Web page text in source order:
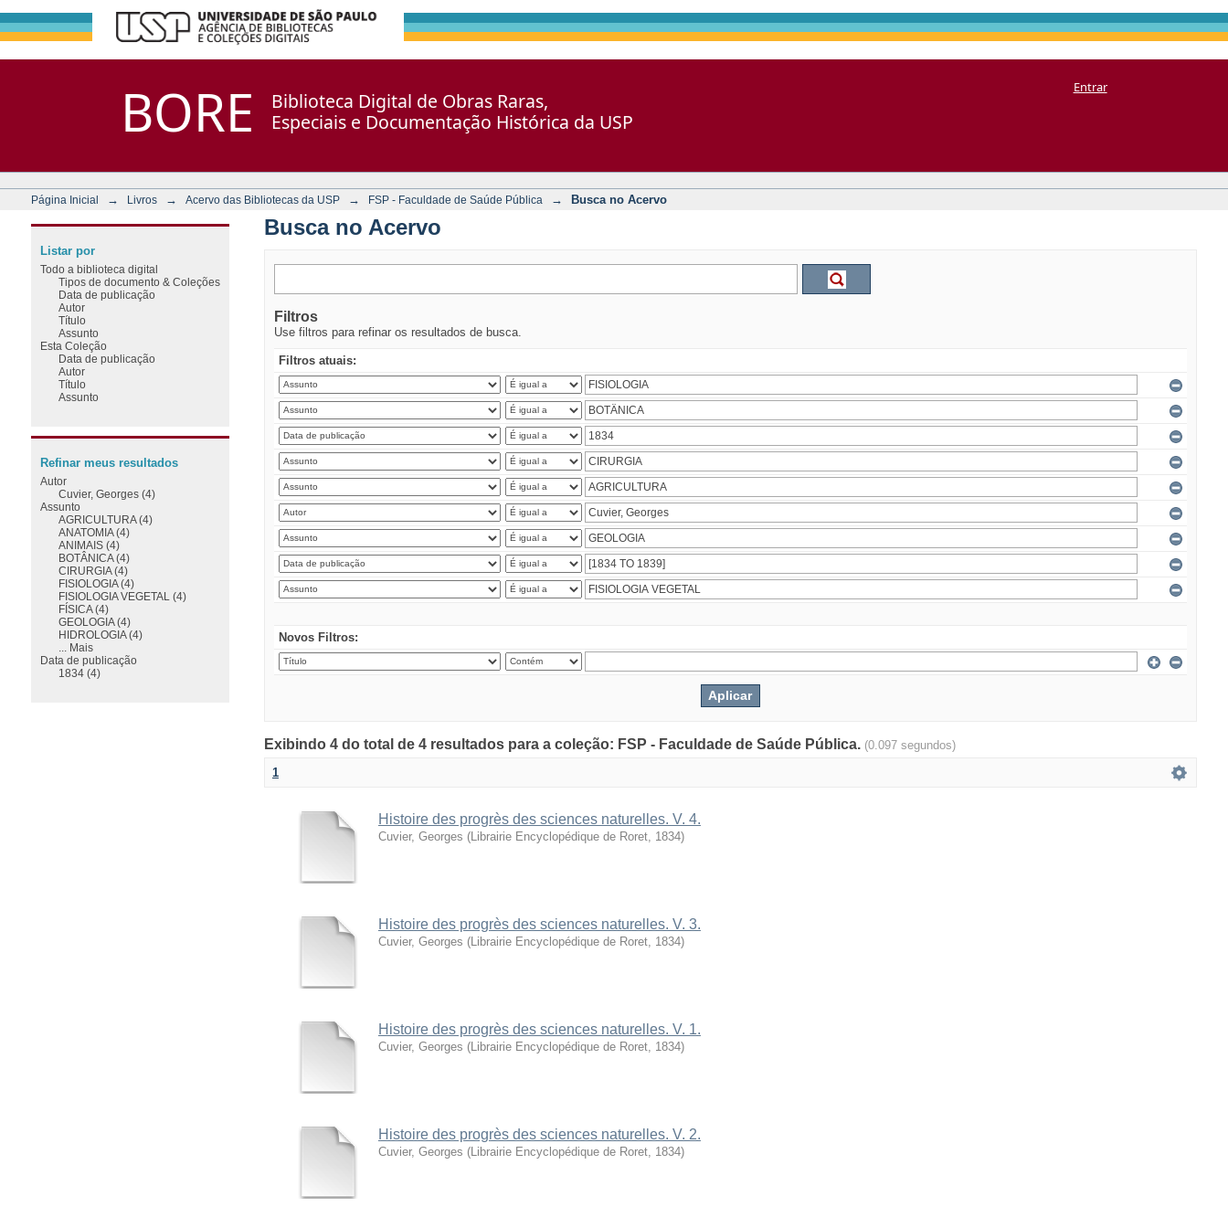
BORE
Biblioteca Digital de Obras Raras,
Especiais e Documentação Histórica da USP
Entrar
Página Inicial → Livros → Acervo das Bibliotecas da USP → FSP - Faculdade de Saúde Pública → Busca no Acervo
Busca no Acervo
Filtros
Use filtros para refinar os resultados de busca.
Filtros atuais:
Novos Filtros:
Exibindo 4 do total de 4 resultados para a coleção: FSP - Faculdade de Saúde Pública. (0.097 segundos)
1
Histoire des progrès des sciences naturelles. V. 4.
Cuvier, Georges (Librairie Encyclopédique de Roret, 1834)
Histoire des progrès des sciences naturelles. V. 3.
Cuvier, Georges (Librairie Encyclopédique de Roret, 1834)
Histoire des progrès des sciences naturelles. V. 1.
Cuvier, Georges (Librairie Encyclopédique de Roret, 1834)
Histoire des progrès des sciences naturelles. V. 2.
Cuvier, Georges (Librairie Encyclopédique de Roret, 1834)
Listar por
Todo a biblioteca digital
Tipos de documento & Coleções
Data de publicação
Autor
Título
Assunto
Esta Coleção
Data de publicação
Autor
Título
Assunto
Refinar meus resultados
Autor
Cuvier, Georges (4)
Assunto
AGRICULTURA (4)
ANATOMIA (4)
ANIMAIS (4)
BOTÂNICA (4)
CIRURGIA (4)
FISIOLOGIA (4)
FISIOLOGIA VEGETAL (4)
FÍSICA (4)
GEOLOGIA (4)
HIDROLOGIA (4)
... Mais
Data de publicação
1834 (4)